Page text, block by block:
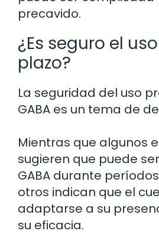
precavido.
¿Es seguro el
plazo?
La seguridad del uso
GABA es un tema de
Mientras que algunos
sugieren que puede
GABA durante
otros indican que el
adaptarse a su
su eficacia.